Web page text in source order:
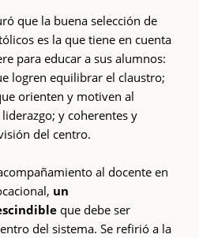
que la buena selección de
es la que tiene en cuenta
para educar a sus alumnos:
logren equilibrar el claustro;
orienten y motiven al
y coherentes y
del centro.
al docente en
un
que debe ser
del sistema. Se refirió a la